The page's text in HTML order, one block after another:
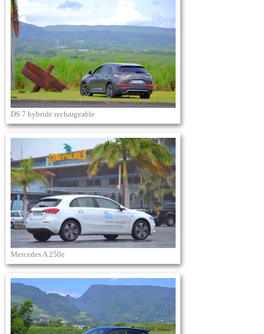
DS 7 hybride rechargeable
Mercedes A 250e